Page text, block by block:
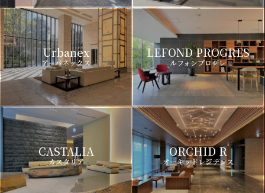
Urbanex
アーバネックス
LEFOND PROGRES
ルフォンプログレ
CASTALIA
カスタリア
ORCHID R
オーキッドレジデンス